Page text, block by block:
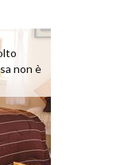
non è